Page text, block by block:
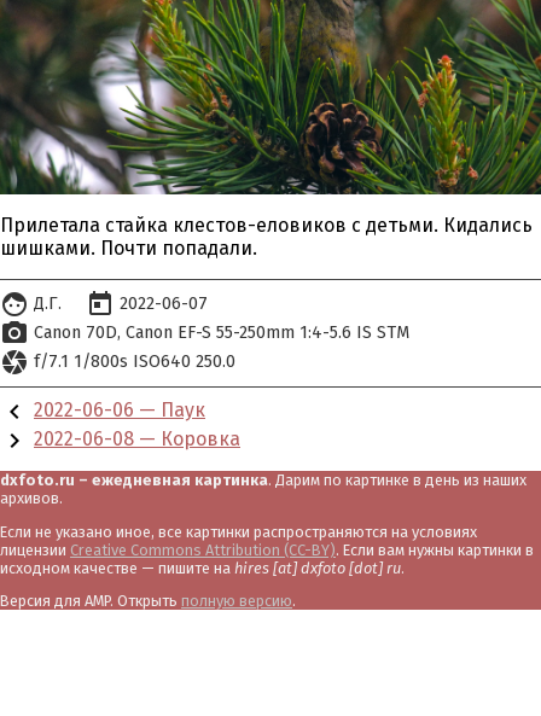
Прилетала стайка клестов-еловиков с детьми. Кидались
шишками. Почти попадали.
face Д.Г. today 2022-06-07
photo_camera Canon 70D Canon EF-S 55-250mm 1:4-5.6 IS STM
camera f/7.1 1/800s ISO640 250.0
chevron_left 2022-06-06 — Паук
chevron_right 2022-06-08 — Коровка
dxfoto.ru – ежедневная картинка. Дарим по картинке в день из наших
архивов.
Если не указано иное, все картинки распространяются на условиях
лицензии Creative Commons Attribution (CC-BY). Если вам нужны картинки в
исходном качестве — пишите на hires [at] dxfoto [dot] ru.
Версия для AMP. Открыть полную версию.